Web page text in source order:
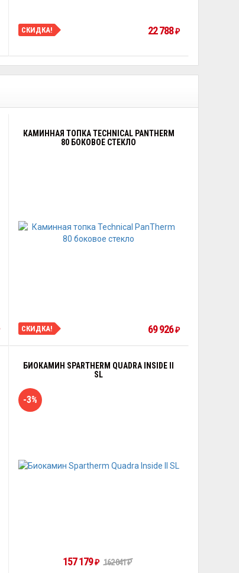
СКИДКА! 22 788₽
КАМИННАЯ ТОПКА TECHNICAL PANTHERM
80 БОКОВОЕ СТЕКЛО
СКИДКА! 69 926₽
БИОКАМИН SPARTHERM QUADRA INSIDE II
SL
-3%
157 179₽ 162 041₽